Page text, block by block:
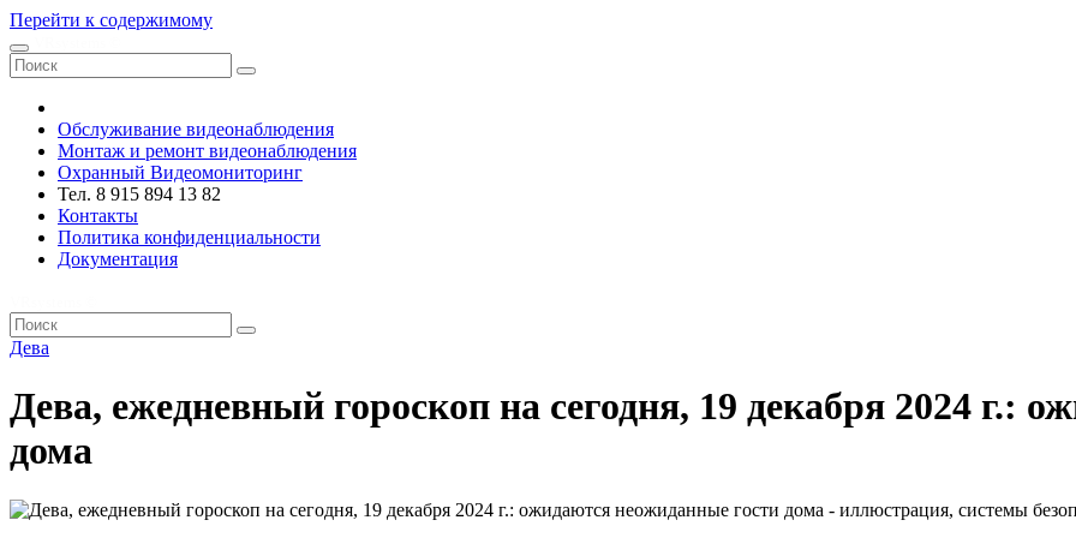
Перейти к содержимому
Обслуживание видеонаблюдения
Монтаж и ремонт видеонаблюдения
Охранный Видеомониторинг
Тел. 8 915 894 13 82
Контакты
Политика конфиденциальности
Документация
Дева
Дева, ежедневный гороскоп на сегодня, 19 декабря 2024 г.:
дома